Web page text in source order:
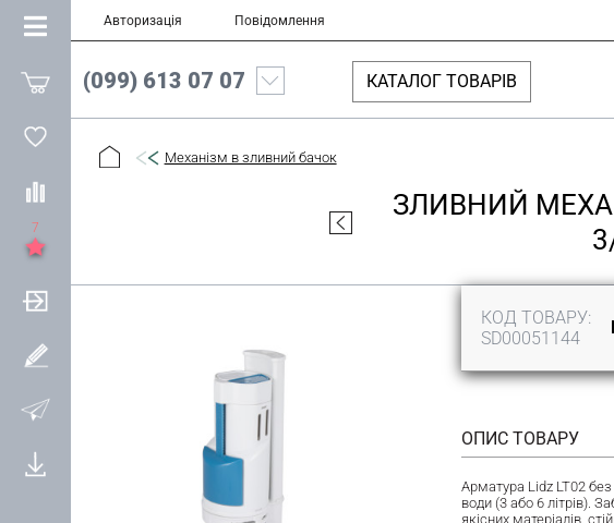
7
Авторизація Повідомлення
КАТАЛОГ ТОВАРІВ
(099) 613 07 07
Механізм в зливний бачок
ЗЛИВНИЙ
КОД ТОВАРУ:
SD00051144
ОПИС ТОВАРУ
Арматура Lidz LT02
води (3 або 6 літрів).
якісних матеріалів,